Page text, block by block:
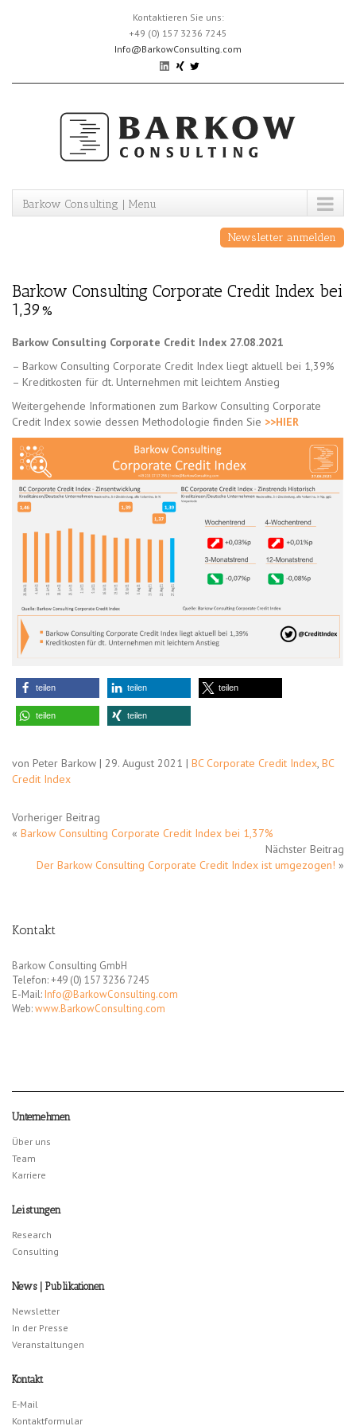
Kontaktieren Sie uns:
+49 (0) 157 3236 7245
Info@BarkowConsulting.com
Barkow Consulting | Menu
Newsletter anmelden
Barkow Consulting Corporate Credit Index bei
1,39%
Barkow Consulting Corporate Credit Index 27.08.2021
– Barkow Consulting Corporate Credit Index liegt aktuell bei 1,39%
– Kreditkosten für dt. Unternehmen mit leichtem Anstieg
Weitergehende Informationen zum Barkow Consulting Corporate
Credit Index sowie dessen Methodologie finden Sie >>HIER
teilen teilen teilen
teilen teilen
von Peter Barkow | 29. August 2021 | BC Corporate Credit Index, BC
Credit Index
Vorheriger Beitrag
« Barkow Consulting Corporate Credit Index bei 1,37%
Nächster Beitrag
Der Barkow Consulting Corporate Credit Index ist umgezogen! »
Kontakt
Barkow Consulting GmbH
Telefon: +49 (0) 157 3236 7245
E-Mail: Info@BarkowConsulting.com
Web:www.BarkowConsulting.com
Unternehmen
Über uns
Team
Karriere
Leistungen
Research
Consulting
News | Publikationen
Newsletter
In der Presse
Veranstaltungen
Kontakt
E-Mail
Kontaktformular